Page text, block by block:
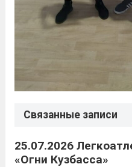
Связанные записи
25.07.2026
«Огни Кузбасса»